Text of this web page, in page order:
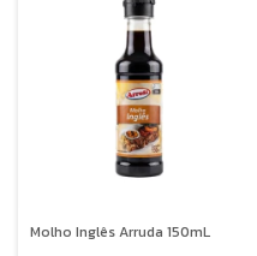
Molho Inglês Arruda 150mL